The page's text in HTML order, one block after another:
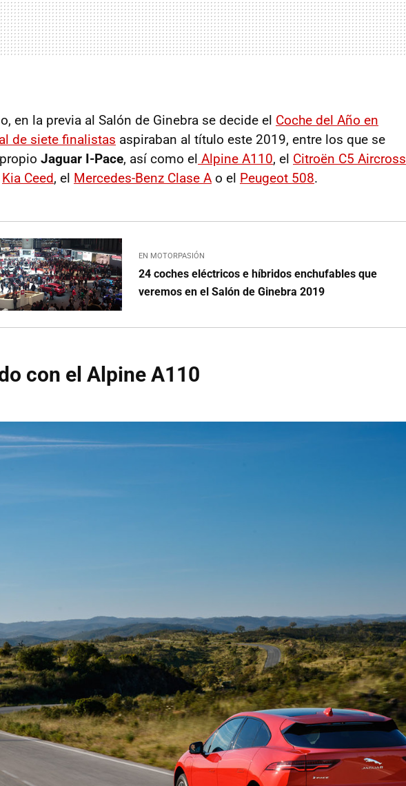
en la previa al Salón de Ginebra se decide el Coche del Año en
de siete finalistas aspiraban al título este 2019, entre los que se
Jaguar I-Pace, así como el Alpine A110, el Citroën C5 Aircross
Kia Ceed, el Mercedes-Benz Clase A o el Peugeot 508.
EN MOTORPASIÓN
24 coches eléctricos e híbridos enchufables que
veremos en el Salón de Ginebra 2019
con el Alpine A110